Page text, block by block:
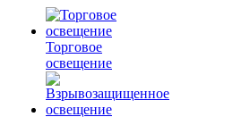
Торговое
освещение